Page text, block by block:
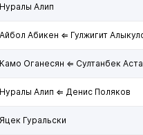
Нуралы Алип
Айбол Абикен ⇐ Гулжигит
Камо Оганесян ⇐ Султанбек
Нуралы Алип ⇐ Денис Поляков
Яцек Гуральски